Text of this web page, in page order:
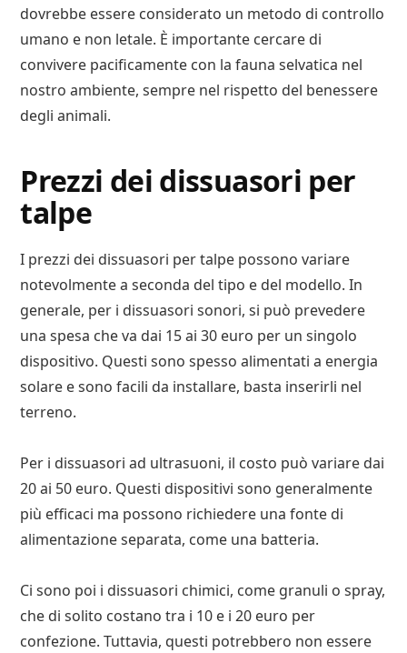
dovrebbe essere considerato un metodo di controllo
umano e non letale. È importante cercare di
convivere pacificamente con la fauna selvatica nel
nostro ambiente, sempre nel rispetto del benessere
degli animali.
Prezzi dei dissuasori per
talpe
I prezzi dei dissuasori per talpe possono variare
notevolmente a seconda del tipo e del modello. In
generale, per i dissuasori sonori, si può prevedere
una spesa che va dai 15 ai 30 euro per un singolo
dispositivo. Questi sono spesso alimentati a energia
solare e sono facili da installare, basta inserirli nel
terreno.
Per i dissuasori ad ultrasuoni, il costo può variare dai
20 ai 50 euro. Questi dispositivi sono generalmente
più efficaci ma possono richiedere una fonte di
alimentazione separata, come una batteria.
Ci sono poi i dissuasori chimici, come granuli o spray,
che di solito costano tra i 10 e i 20 euro per
confezione. Tuttavia, questi potrebbero non essere